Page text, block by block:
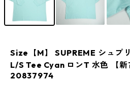
Size【M】 SUPREME シュプ
L/S Tee Cyan ロンT 水色 【新
20837974